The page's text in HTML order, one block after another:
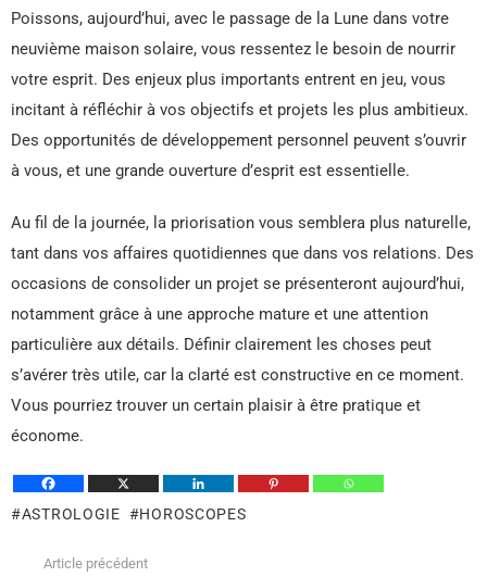
Poissons, aujourd’hui, avec le passage de la Lune dans votre
neuvième maison solaire, vous ressentez le besoin de nourrir
votre esprit. Des enjeux plus importants entrent en jeu, vous
incitant à réfléchir à vos objectifs et projets les plus ambitieux.
Des opportunités de développement personnel peuvent s’ouvrir
à vous, et une grande ouverture d’esprit est essentielle.
Au fil de la journée, la priorisation vous semblera plus naturelle,
tant dans vos affaires quotidiennes que dans vos relations. Des
occasions de consolider un projet se présenteront aujourd’hui,
notamment grâce à une approche mature et une attention
particulière aux détails. Définir clairement les choses peut
s’avérer très utile, car la clarté est constructive en ce moment.
Vous pourriez trouver un certain plaisir à être pratique et
économe.
ASTROLOGIE HOROSCOPES
Article précédent